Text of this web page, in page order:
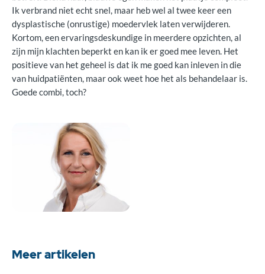
Ik verbrand niet echt snel, maar heb wel al twee keer een
dysplastische (onrustige) moedervlek laten verwijderen.
Kortom, een ervaringsdeskundige in meerdere opzichten, al
zijn mijn klachten beperkt en kan ik er goed mee leven. Het
positieve van het geheel is dat ik me goed kan inleven in die
van huidpatiënten, maar ook weet hoe het als behandelaar is.
Goede combi, toch?
Meer artikelen